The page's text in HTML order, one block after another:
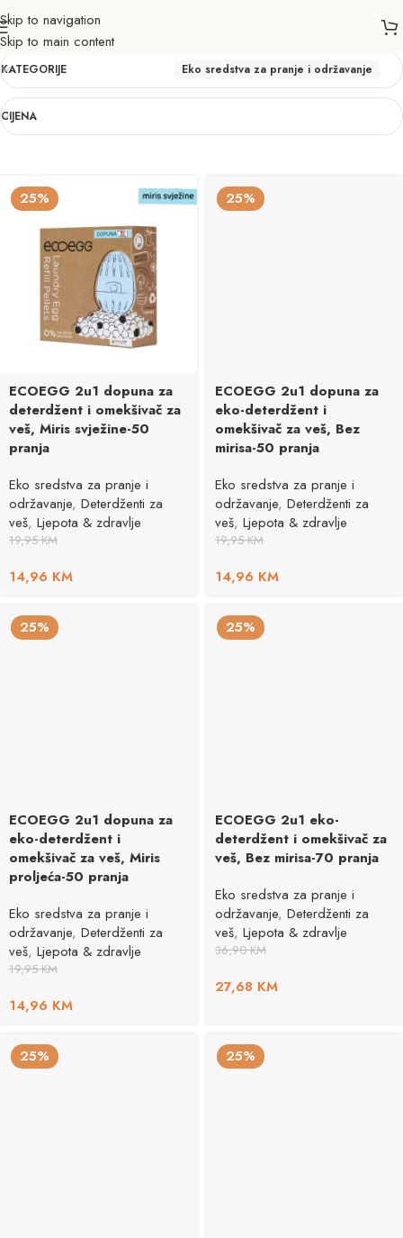
Skip to navigation
Skip to main content
Eko sredstva za pranje i održavanje
KATEGORIJE Eko sredstva za pranje i održavanje
CIJENA
25%
ECOEGG 2u1 dopuna za
deterdžent i omekšivač za
veš, Miris svježine-50
pranja
Eko sredstva za pranje i
održavanje, Deterdženti za
veš, Ljepota & zdravlje
19,95KM
14,96 KM
25%
ECOEGG 2u1 dopuna za
eko-deterdžent i
omekšivač za veš, Bez
mirisa-50 pranja
Eko sredstva za pranje i
održavanje, Deterdženti za
veš, Ljepota & zdravlje
19,95KM
14,96 KM
25%
ECOEGG 2u1 dopuna za
eko-deterdžent i
omekšivač za veš, Miris
proljeća-50 pranja
Eko sredstva za pranje i
održavanje, Deterdženti za
veš, Ljepota & zdravlje
19,95KM
14,96 KM
25%
ECOEGG 2u1 eko-
deterdžent i omekšivač za
veš, Bez mirisa-70 pranja
Eko sredstva za pranje i
održavanje, Deterdženti za
veš, Ljepota & zdravlje
36,90KM
27,68 KM
25% 25%